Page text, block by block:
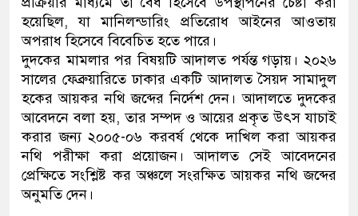
হয়েছিল, যা মানিলন্ডারিং প্রতিরোধ আইনের আওতায়
অপরাধ হিসেবে বিবেচিত হতে পারে।
দুদকের মামলার পর বিষয়টি আদালত পর্যন্ত গড়ায়। ২০২৬
সালের ফেব্রুয়ারিতে ঢাকার একটি আদালত সৈয়দ সামাদুল
হকের আয়কর নথি জব্দের নির্দেশ দেন। আদালতে দুদকের
আবেদনে বলা হয়, তার সম্পদ ও আয়ের প্রকৃত উৎস যাচাই
করার জন্য ২০০৫-০৬ করবর্ষ থেকে দাখিল করা আয়কর
নথি পরীক্ষা করা প্রয়োজন। আদালত সেই আবেদনের
প্রেক্ষিতে সংশ্লিষ্ট কর অঞ্চলে সংরক্ষিত আয়কর নথি জব্দের
অনুমতি দেন।